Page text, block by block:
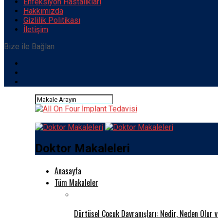
Hakkımızda
Gizlilik Politikası
İletişim
Bize ile Bağlan
Doktor Makaleleri
Anasayfa
Tüm Makaleler
Dürtüsel Çocuk Davranışları: Nedir, Neden Olur